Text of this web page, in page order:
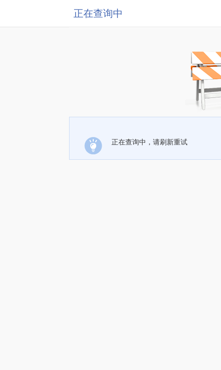
正在查询中
正在查询中，请刷新重试